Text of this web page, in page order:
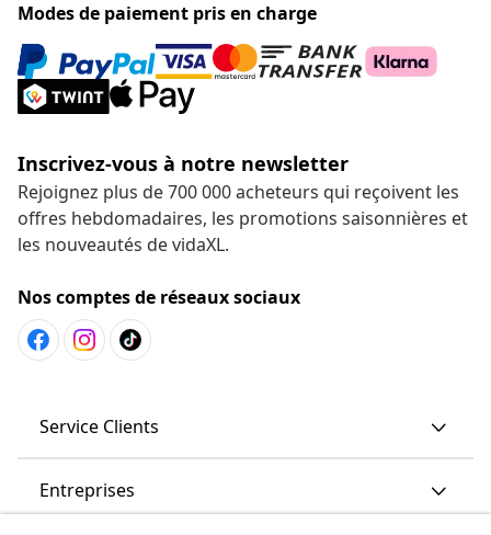
Modes de paiement pris en charge
Inscrivez-vous à notre newsletter
Rejoignez plus de 700 000 acheteurs qui reçoivent les
offres hebdomadaires, les promotions saisonnières et
les nouveautés de vidaXL.
Nos comptes de réseaux sociaux
Service Clients
Entreprises